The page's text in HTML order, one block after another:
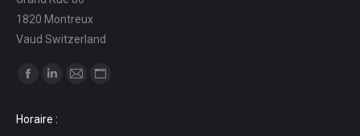
1820 Montreux
Vaud Switzerland
Find us on:
opensopens
Horaire :